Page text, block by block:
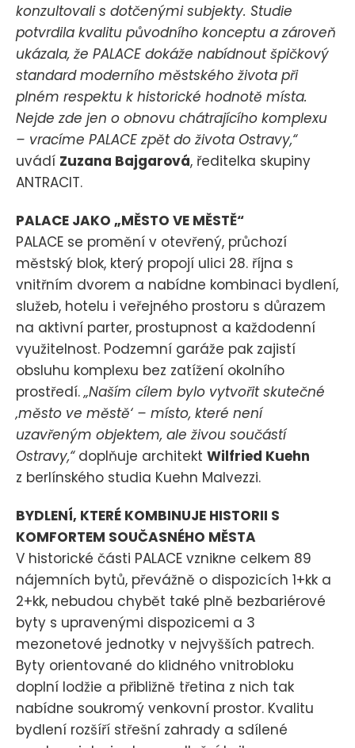
konzultovali s dotčenými subjekty. Studie
potvrdila kvalitu původního konceptu a zároveň
ukázala, že PALACE dokáže nabídnout špičkový
standard moderního městského života při
plném respektu k historické hodnotě místa.
Nejde zde jen o obnovu chátrajícího komplexu
– vracíme PALACE zpět do života Ostravy,“
uvádí Zuzana Bajgarová, ředitelka skupiny
ANTRACIT.
PALACE JAKO „MĚSTO VE MĚSTĚ“
PALACE se promění v otevřený, průchozí
městský blok, který propojí ulici 28. října s
vnitřním dvorem a nabídne kombinaci bydlení,
služeb, hotelu i veřejného prostoru s důrazem
na aktivní parter, prostupnost a každodenní
využitelnost. Podzemní garáže pak zajistí
obsluhu komplexu bez zatížení okolního
prostředí.„Naším cílem bylo vytvořit skutečné
‚město ve městě‘ – místo, které není
uzavřeným objektem, ale živou součástí
Ostravy,“ doplňuje architekt Wilfried Kuehn
z berlínského studia Kuehn Malvezzi.
BYDLENÍ, KTERÉ KOMBINUJE HISTORII S
KOMFORTEM SOUČASNÉHO MĚSTA
V historické části PALACE vznikne celkem 89
nájemních bytů, převážně o dispozicích 1+kk a
2+kk, nebudou chybět také plně bezbariérové
byty s upravenými dispozicemi a 3
mezonetové jednotky v nejvyšších patrech.
Byty orientované do klidného vnitrobloku
doplní lodžie a přibližně třetina z nich tak
nabídne soukromý venkovní prostor. Kvalitu
bydlení rozšíří střešní zahrady a sdílené